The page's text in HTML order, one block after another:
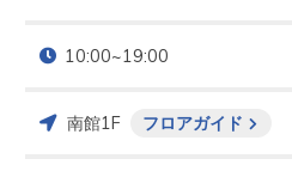
10:00~19:00
南館1F フロアガイド